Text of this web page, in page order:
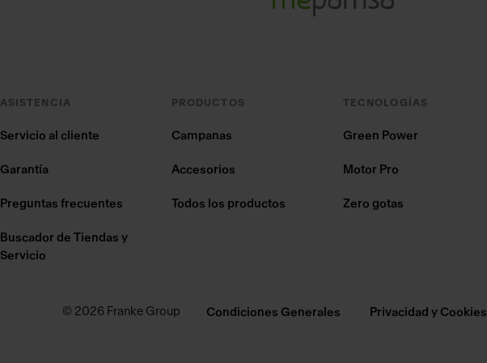
ASISTENCIA
Servicio al cliente
Garantía
Preguntas frecuentes
Buscador de Tiendas y
Servicio
PRODUCTOS
Campanas
Accesorios
Todos los productos
TECNOLOGÍAS
Green Power
Motor Pro
Zero gotas
© 2026 Franke Group Condiciones Generales Privacidad y Cookies